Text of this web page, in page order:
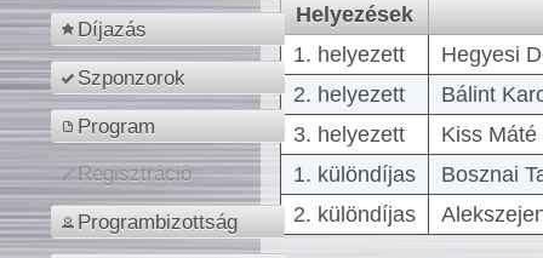
Díjazás
Szponzorok
Program
Regisztráció
Programbizottság
Helyezések
1. helyezett
Hegyesi
2. helyezett
Bálint
3. helyezett
Kiss
1. különdíjas
Bosznai
2. különdíjas